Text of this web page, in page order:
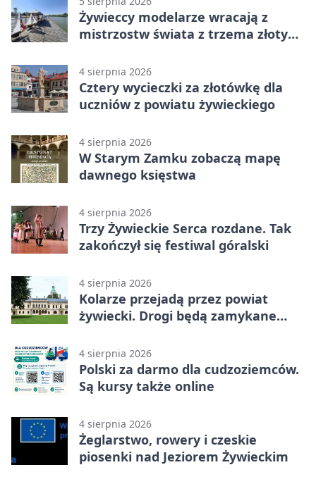
Żywieccy modelarze wracają z
mistrzostw świata z trzema złotymi
4 sierpnia 2026
Cztery wycieczki za złotówkę dla
uczniów z powiatu żywieckiego
4 sierpnia 2026
W Starym Zamku zobaczą mapę
dawnego księstwa
4 sierpnia 2026
Trzy Żywieckie Serca rozdane. Tak
zakończył się festiwal góralski
4 sierpnia 2026
Kolarze przejadą przez powiat
żywiecki. Drogi będą zamykane
4 sierpnia 2026
Polski za darmo dla cudzoziemców.
Są kursy także online
4 sierpnia 2026
Żeglarstwo, rowery i czeskie
piosenki nad Jeziorem Żywieckim